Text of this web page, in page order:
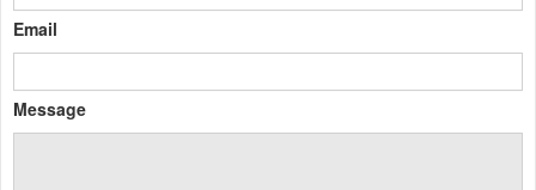
Email
Message